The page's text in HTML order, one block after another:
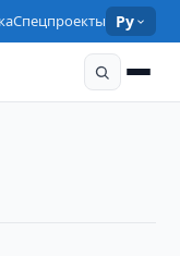
Спецпроекты Ру